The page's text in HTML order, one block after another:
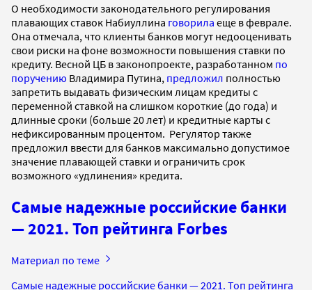
О необходимости законодательного регулирования
плавающих ставок Набиуллина говорила еще в феврале.
Она отмечала, что клиенты банков могут недооценивать
свои риски на фоне возможности повышения ставки по
кредиту. Весной ЦБ в законопроекте, разработанном по
поручению Владимира Путина, предложил полностью
запретить выдавать физическим лицам кредиты с
переменной ставкой на слишком короткие (до года) и
длинные сроки (больше 20 лет) и кредитные карты с
нефиксированным процентом. Регулятор также
предложил ввести для банков максимально допустимое
значение плавающей ставки и ограничить срок
возможного «удлинения» кредита.
Самые надежные российские банки
— 2021. Топ рейтинга Forbes
Материал по теме
Самые надежные российские банки — 2021. Топ рейтинга